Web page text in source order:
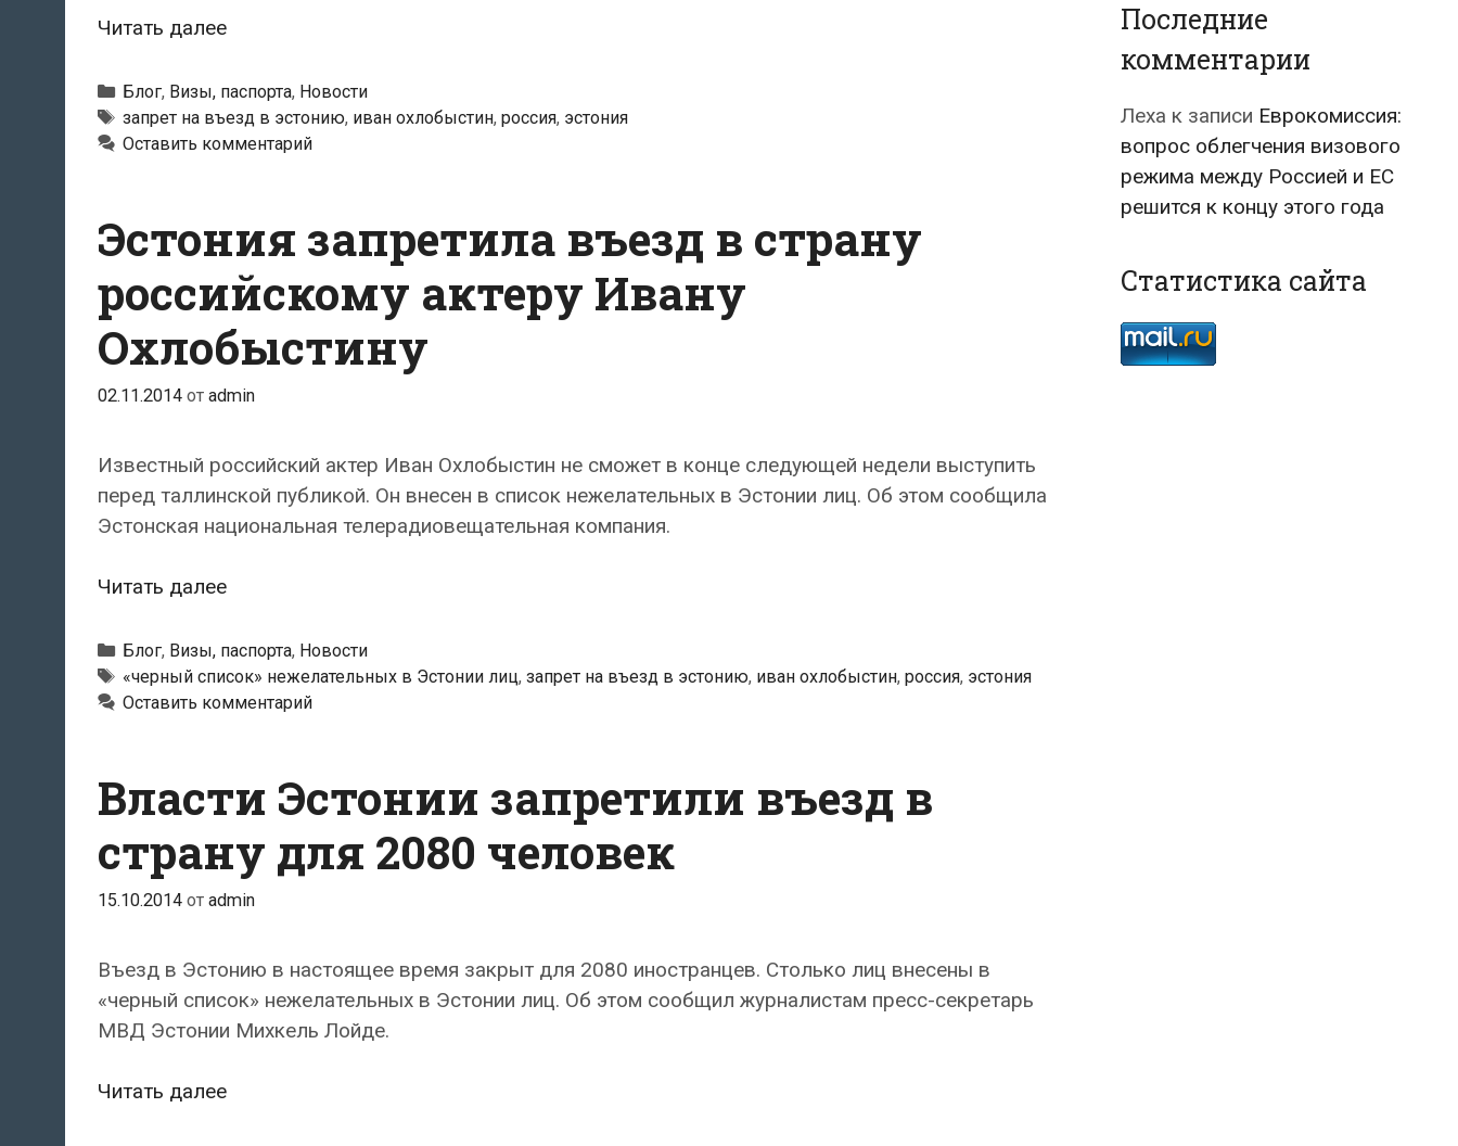
Читать далееРоссийский
Иван
Охлобыстин
не
Эстонию
течение
пяти
лет
Рубрики
Блог, Визы, паспорта, Новости
Метки
запрет на въезд в эстонию, иван охлобыстин, россия, эстония
Оставить комментарий
Эстония запретила въезд в страну
российскому актеру Ивану
Охлобыстину
02.11.2014 от admin
Известный российский актер Иван Охлобыстин не сможет в конце следующей недели выступить
перед таллинской публикой. Он внесен в список нежелательных в Эстонии лиц. Об этом сообщила
Эстонская национальная телерадиовещательная компания.
Читать далееЭстония
въезд
в
страну
Ивану
Рубрики
Блог, Визы, паспорта, Новости
Метки
«черный список» нежелательных в Эстонии лиц, запрет на въезд в эстонию, иван охлобыстин, россия, эстония
Оставить комментарий
Власти Эстонии запретили въезд в
страну для 2080 человек
15.10.2014 от admin
Въезд в Эстонию в настоящее время закрыт для 2080 иностранцев. Столько лиц внесены в
«черный список» нежелательных в Эстонии лиц. Об этом сообщил журналистам пресс-секретарь
МВД Эстонии Михкель Лойде.
Читать далееВласти
Последние
комментарии
Леха к записи Еврокомиссия:
вопрос облегчения визового
режима между Россией и ЕС
решится к концу этого года
Статистика сайта